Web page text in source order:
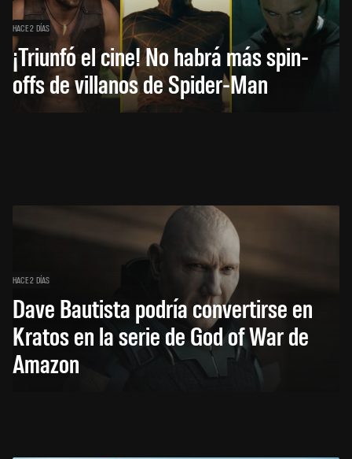
HACE 2 DÍAS
¡Triunfó el cine! No habrá más spin-
offs de villanos de Spider-Man
HACE 2 DÍAS
Dave Bautista podría convertirse en
Kratos en la serie de God of War de
Amazon